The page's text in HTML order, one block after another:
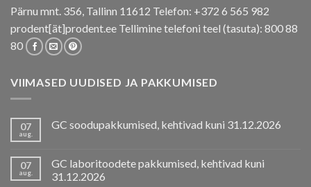
Pärnu mnt. 356, Tallinn 11612 Telefon: +372 6 565 982
prodent[ät]prodent.ee Tellimine telefoni teel (tasuta): 800 88
80
VIIMASED UUDISED JA PAKKUMISED
07
aug.
GC soodupakkumised, kehtivad kuni 31.12.2026
07
aug.
GC laboritoodete pakkumised, kehtivad kuni
31.12.2026